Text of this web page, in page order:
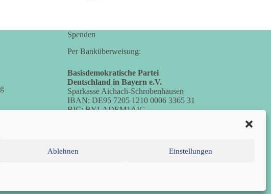
Ablehnen Einstellungen
Spenden
Per Banküberweisung:
Basisdemokratische Partei
Deutschland in Bayern e.V.
Sparkasse Aichach-Schrobenhausen
IBAN: DE95 7205 1210 0006 3365 31
BIC: BYLADEM1AIC
Richtlinie (EU)